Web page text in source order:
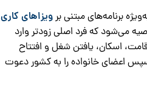
برنامه‌های مبتنی برویزاهای کاری
می‌شود که فرد اصلی زودتر وارد
اسکان، یافتن شغل و افتتاح
اعضای خانواده را به کشور دعوت